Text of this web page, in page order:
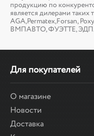
продукцию по
является дилерами таких
AGA,Permatex,Forsan,
ВМПАВТО, ФУЭТТЕ, ЭДП.
Для покупателей
О магазине
Новости
Доставка